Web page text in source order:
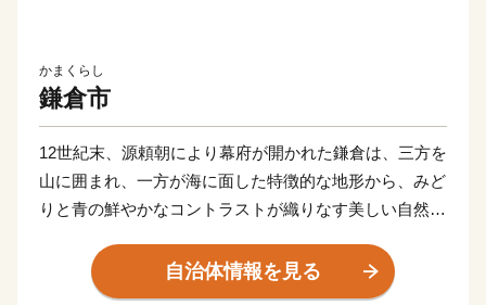
かまくらし
鎌倉市
12世紀末、源頼朝により幕府が開かれた鎌倉は、三方を
山に囲まれ、一方が海に面した特徴的な地形から、みど
りと青の鮮やかなコントラストが織りなす美しい自然景
そして、今も残る多くの神社仏閣などの歴史的遺産は、
自治体情報を見る